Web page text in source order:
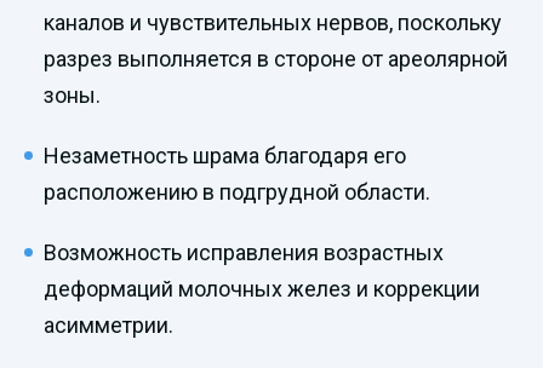
каналов и чувствительных нервов, поскольку
разрез выполняется в стороне от ареолярной
зоны.
Незаметность шрама благодаря его
расположению в подгрудной области.
Возможность исправления возрастных
деформаций молочных желез и коррекции
асимметрии.